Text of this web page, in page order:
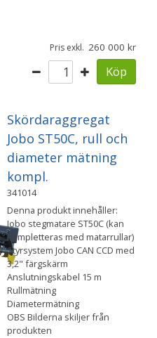
Pris exkl. 260 000
Köp
Skördaraggregat
Jobo ST50C, rull och
diameter mätning
kompl.
341014
Denna produkt innehåller:
Jobo stegmatare ST50C (kan
kompletteras med matarrullar)
Styrsystem Jobo CAN CCD med
3,2" färgskärm
Anslutningskabel 15 m
Rullmätning
Diametermätning
OBS Bilderna skiljer från
produkten